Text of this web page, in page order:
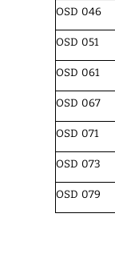
OSD 046
OSD 051
OSD 061
OSD 067
OSD 071
OSD 073
OSD 079